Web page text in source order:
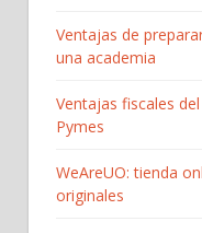
Ventajas de
una academia
Ventajas fiscales
Pymes
WeAreUO: tienda
originales